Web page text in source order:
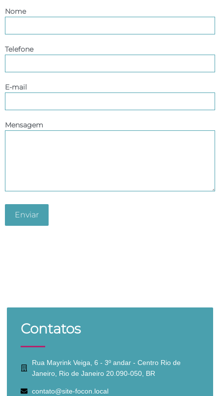
Nome
Telefone
E-mail
Mensagem
Contatos
Rua Mayrink Veiga, 6 - 3º andar - Centro Rio de
Janeiro, Rio de Janeiro 20.090-050, BR
contato@site-focon.local